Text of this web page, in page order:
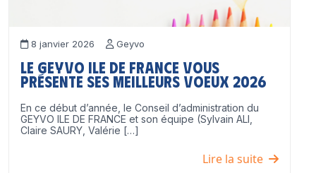
8 janvier 2026 Geyvo
Le GEYVO Ile de France vous
présente ses meilleurs voeux 2026
En ce début d’année, le Conseil d’administration du
GEYVO ILE DE FRANCE et son équipe (Sylvain ALI,
Claire SAURY, Valérie […]
Lire la suite